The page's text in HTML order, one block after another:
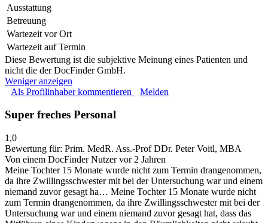
Ausstattung
Betreuung
Wartezeit vor Ort
Wartezeit auf Termin
Diese Bewertung ist die subjektive Meinung eines Patienten und
nicht die der DocFinder GmbH.
Weniger anzeigen
Als Profilinhaber kommentieren
Melden
Super freches Personal
1,0
Bewertung für: Prim. MedR. Ass.-Prof DDr. Peter Voitl, MBA
Von einem DocFinder Nutzervor 2 Jahren
Meine Tochter 15 Monate wurde nicht zum Termin drangenommen,
da ihre Zwillingsschwester mit bei der Untersuchung war und einem
niemand zuvor gesagt ha… Meine Tochter 15 Monate wurde nicht
zum Termin drangenommen, da ihre Zwillingsschwester mit bei der
Untersuchung war und einem niemand zuvor gesagt hat, dass das